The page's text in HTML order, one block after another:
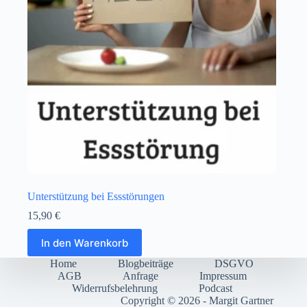
Unterstützung bei Essstörungen
15,90 €
In den Warenkorb
Home Blogbeiträge
DSGVO
AGB
Anfrage
Impressum
Widerrufsbelehrung
Podcast
Copyright © 2026 - Margit Gartner